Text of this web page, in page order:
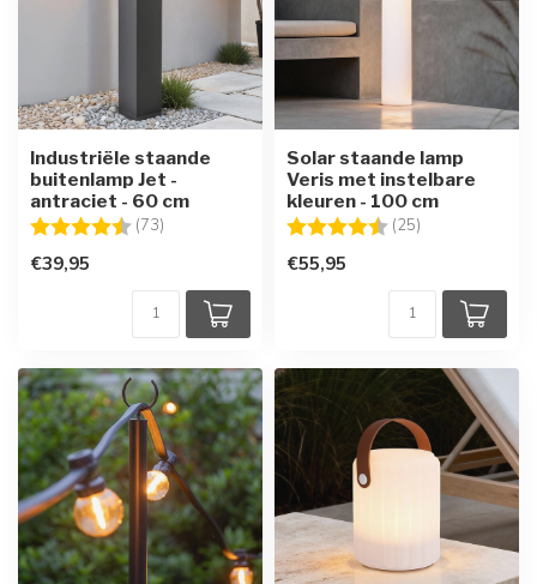
Industriële staande
buitenlamp Jet -
antraciet - 60 cm
Beoordeling: (73)
€39,95
Solar staande lamp
Veris met instelbare
kleuren - 100 cm
Beoordeling: (25)
€55,95